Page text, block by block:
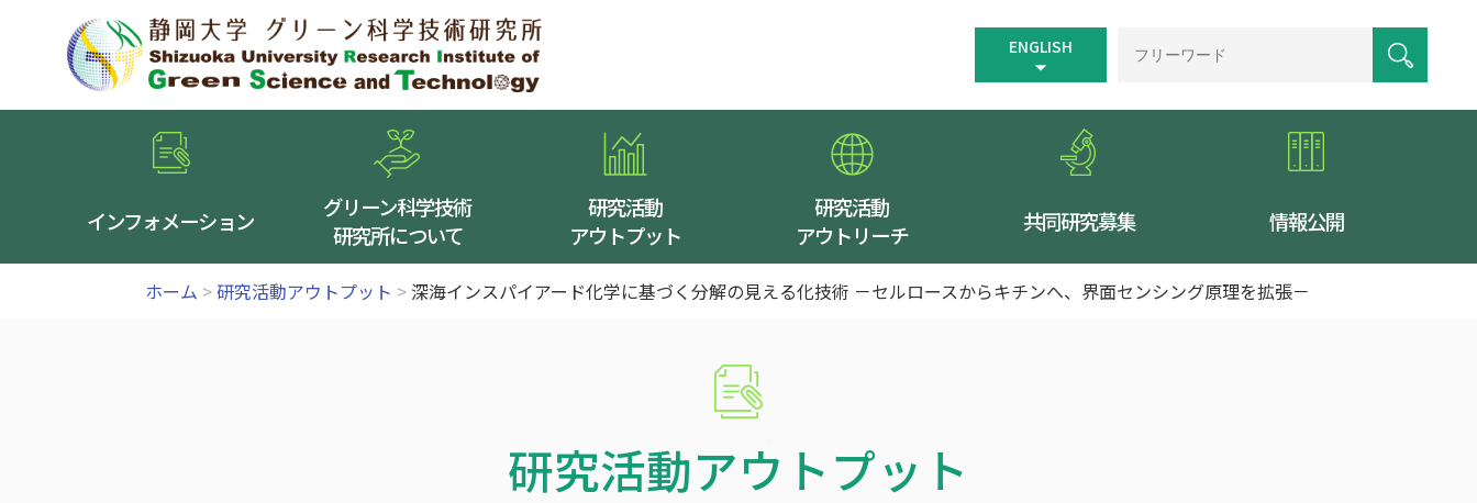
ENGLISH
インフォメーション
グリーン科学技術
研究所について
研究活動
アウトプット
研究活動
アウトリーチ
共同研究募集 情報公開
ホーム >研究活動アウトプット > 深海インスパイアード化学に基づく分解の見える化技術 －セルロースからキチンへ、界面センシング原理を拡張－
研究活動アウトプット